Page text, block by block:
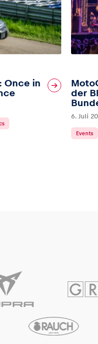
Once in
der
6. Juli
Events